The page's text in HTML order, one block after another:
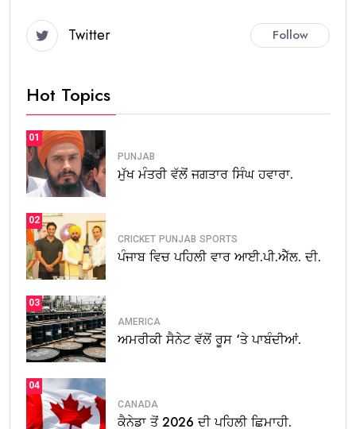
Twitter Follow
Hot Topics
01
PUNJAB
ਮੁੱਖ ਮੰਤਰੀ ਵੱਲੋਂ ਜਗਤਾਰ ਸਿੰਘ ਹਵਾਰਾ.
02
CRICKET PUNJAB SPORTS
ਪੰਜਾਬ ਵਿਚ ਪਹਿਲੀ ਵਾਰ ਆਈ.ਪੀ.ਐੱਲ. ਦੀ.
03
AMERICA
ਅਮਰੀਕੀ ਸੈਨੇਟ ਵੱਲੋਂ ਰੂਸ ‘ਤੇ ਪਾਬੰਦੀਆਂ.
04
CANADA
ਕੈਨੇਡਾ ਤੋਂ 2026 ਦੀ ਪਹਿਲੀ ਛਿਮਾਹੀ.